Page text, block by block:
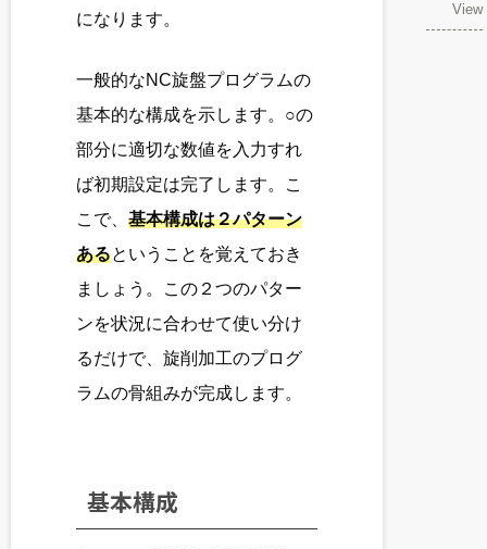
になります。
一般的なNC旋盤プログラムの
基本的な構成を示します。○の
部分に適切な数値を入力すれ
ば初期設定は完了します。こ
こで、 基本構成は２パターン
あるということを覚えておき
ましょう。この２つのパター
ンを状況に合わせて使い分け
るだけで、旋削加工のプログ
ラムの骨組みが完成します。
基本構成
View